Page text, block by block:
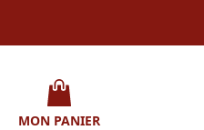
MON PANIER